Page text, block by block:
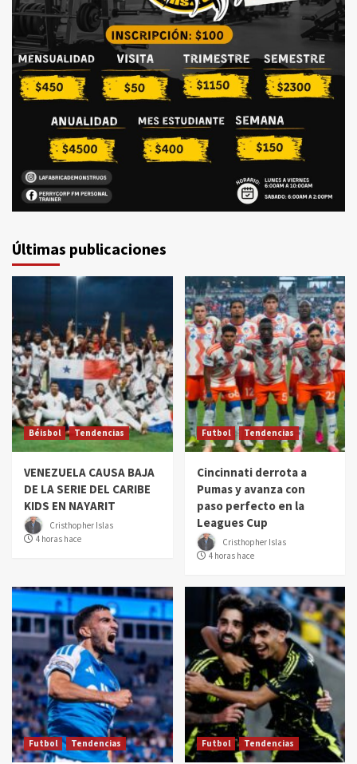
Últimas publicaciones
Béisbol Tendencias
VENEZUELA CAUSA BAJA
DE LA SERIE DEL CARIBE
KIDS EN NAYARIT
Cristhopher Islas
4 horas hace
Futbol Tendencias
Cincinnati derrota a
Pumas y avanza con
paso perfecto en la
Leagues Cup
Cristhopher Islas
4 horas hace
Futbol Tendencias Futbol Tendencias